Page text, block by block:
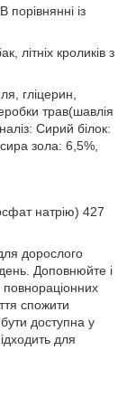
із
літніх кроликів з
гліцерин,
трав(шавлія
Сирий білок:
зола: 6,5%,
натрію) 427
дорослого
Доповнюйте і
спожити
доступна у
для